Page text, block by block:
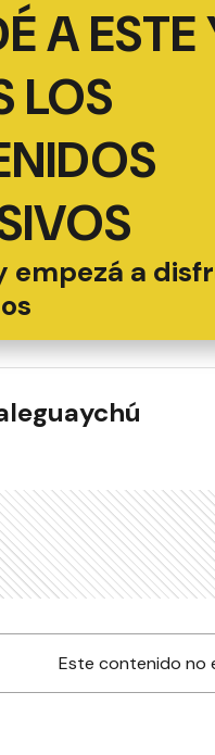
A ESTE
LOS
empezá a
Este contenido no